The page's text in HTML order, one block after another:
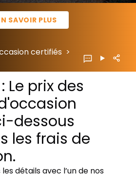
SAVOIR PLUS
certifiés >
Le prix des
dessous
les frais de
détails avec l’un de nos